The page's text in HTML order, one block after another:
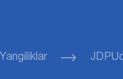
Yangiliklar